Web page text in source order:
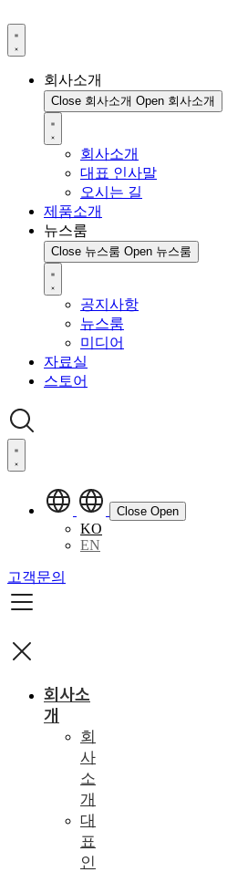
회사소개
Close 회사소개 Open 회사소개
회사소개
대표 인사말
오시는 길
제품소개
뉴스룸
Close 뉴스룸 Open 뉴스룸
공지사항
뉴스룸
미디어
자료실
스토어
Close Open
KO
EN
고객문의
회사소
개
회
사
소
개
대
표
인